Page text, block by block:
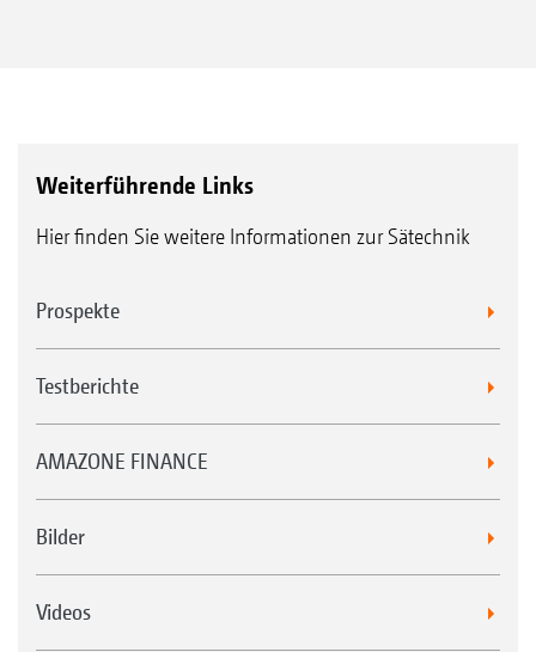
Weiterführende Links
Hier finden Sie weitere Informationen zur Sätechnik
Prospekte
Testberichte
AMAZONE FINANCE
Bilder
Videos